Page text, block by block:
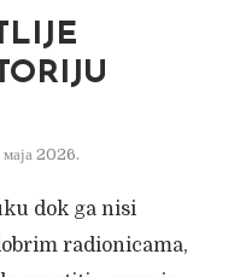
маја 2026.
dok ga nisi
radionicama,